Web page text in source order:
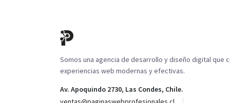
Somos una agencia de desarrollo y diseño digital que
experiencias web modernas y efectivas.
Av. Apoquindo 2730, Las Condes, Chile.